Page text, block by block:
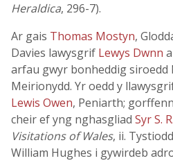
Heraldica, 296-7).
Ar gais Thomas Mostyn,
Davies lawysgrif Lewys Dwnn
arfau gwyr bonheddig siroedd
Meirionydd. Yr oedd y
Lewis Owen, Peniarth;
cheir ef yng nghasgliad Syr S.
Visitations of Wales, ii.
William Hughes i gywirdeb